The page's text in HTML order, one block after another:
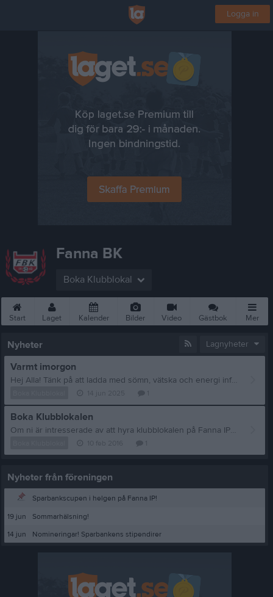
Logga in
Fanna BK
Boka Klubblokal
Start Laget Kalender Bilder Video Gästbok Mer
Nyheter Lagnyheter
Varmt imorgon
Hej Alla! Tänk på att ladda med sömn, vätska och energi inför imorgon. Finns tid för bad mellan match 2 och 3 för dom som vill. Ses imorgon
Boka Klubblokalen
Om ni är intresserade av att hyra klubblokalen på Fanna IP så tittar i almanackan till höger om det är ledigt det datumet som ni vill hyra. Externa förfrågningar mejlas till kansli@fannabk.se. Lag inom föreningen som önskar boka lokalen för möten mm lägger själva in bokningen via sitt admininlogg. Lokalhyra: 1-3 timmar: 350 kr 3,5-8 timmar: 800 kr Dygn: 1 500 kr OBS! Lokalen larmas automatiskt på, på kvällen. Vid nyttjande av lokalen efter kl. 22.00 måste fastighetsförvaltningen meddelas. Detta måste ske minst 7 dagar innan för att säkerställa att anmälan om uppehåll av larm blir godkänt. Skicka ett mejl till niklas+fbk@olssen.se som utför beställning mot fastighetsförvaltningen och avvakta bekräftelse innan lokalen tas i bruk. Lag i föreningen betalar självklart inget för att nyttja lokalen. Efter nyttjad tid ska lokalen ställas i ordning. Det innebär att * golv ska sopas/dammsugas och torkas vid behov. * bord och stolar ska ställas iordning * poslin ska diskas Mvh Styrelsen
Nyheter från föreningen
Sparbankscupen i helgen på Fanna IP!
19 jun
Sommarhälsning!
14 jun
Nomineringar! Sparbankens stipendirer